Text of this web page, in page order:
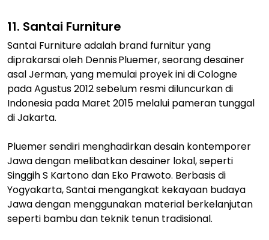
11. Santai Furniture
Santai Furniture adalah brand furnitur yang
diprakarsai oleh Dennis Pluemer, seorang desainer
asal Jerman, yang memulai proyek ini di Cologne
pada Agustus 2012 sebelum resmi diluncurkan di
Indonesia pada Maret 2015 melalui pameran tunggal
di Jakarta.
Pluemer sendiri menghadirkan desain kontemporer
Jawa dengan melibatkan desainer lokal, seperti
Singgih S Kartono dan Eko Prawoto. Berbasis di
Yogyakarta, Santai mengangkat kekayaan budaya
Jawa dengan menggunakan material berkelanjutan
seperti bambu dan teknik tenun tradisional.